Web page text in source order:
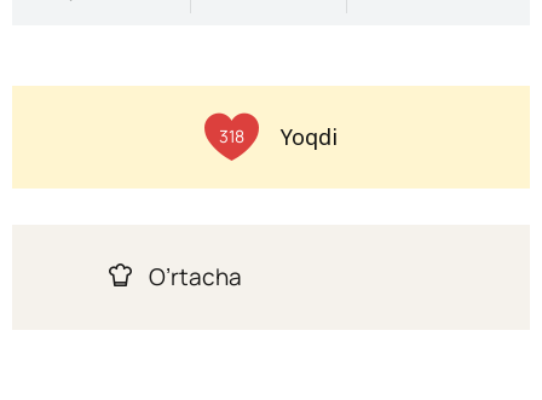
318 Yoqdi
O’rtacha